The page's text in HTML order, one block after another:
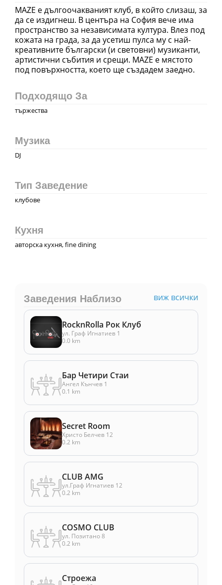
MAZE е дългоочакваният клуб, в който слизаш, за
да се издигнеш. В центъра на София вече има
пространство за независимата култура. Влез под
кожата на града, за да усетиш пулса му с най-
креативните български (и световни) музиканти,
артистични събития и срещи. MAZE е мястото
Подходящо За
тържества
Музика
DJ
Тип Заведение
клубове
Кухня
авторска кухня, fine dining
Заведения Наблизо виж всички
RocknRolla Рок Клуб
ул. Граф Игнатиев 1
0.0 km
Бар Четири Стаи
Ангел Кънчев 1
0.1 km
Secret Room
Христо Белчев 12
0.2 km
CLUB AMG
ул.Граф Игнатиев 12
0.2 km
COSMO CLUB
ул. Позитано 8
0.2 km
Строежа